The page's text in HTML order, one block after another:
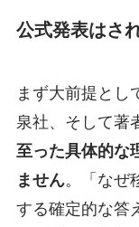
公式発表はさ
まず大前提とし
泉社、そして著
至った具体的な
ません。「なぜ
する確定的な答